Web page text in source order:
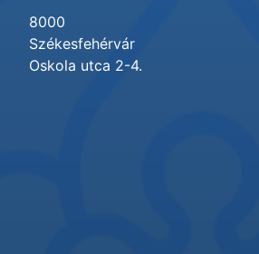
8000
Székesfehérvár
Oskola utca 2-4.